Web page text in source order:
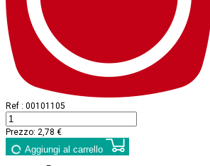
Ref : 00101105
Prezzo: 2,78 €
Aggiungi al carrello